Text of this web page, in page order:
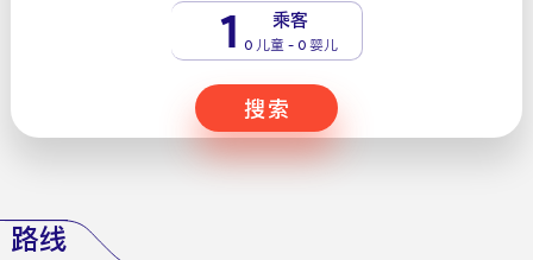
1 乘客
0 儿童 - 0 婴儿
搜索
路线